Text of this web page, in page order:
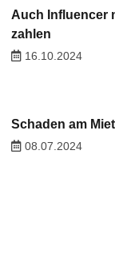
Auch Influencer
zahlen
16.10.2024
Schaden am
08.07.2024